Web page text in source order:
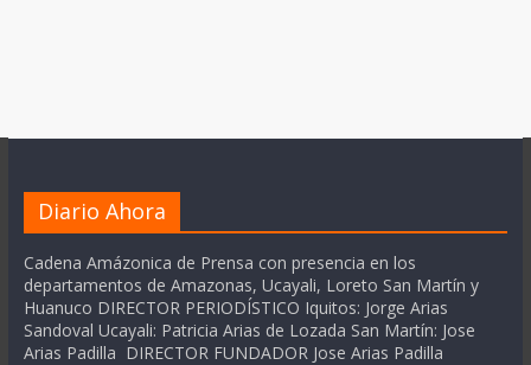
Diario Ahora
Cadena Amázonica de Prensa con presencia en los
departamentos de Amazonas, Ucayali, Loreto San Martín y
Huanuco DIRECTOR PERIODÍSTICO Iquitos: Jorge Arias
Sandoval Ucayali: Patricia Arias de Lozada San Martín: Jose
Arias Padilla DIRECTOR FUNDADOR Jose Arias Padilla